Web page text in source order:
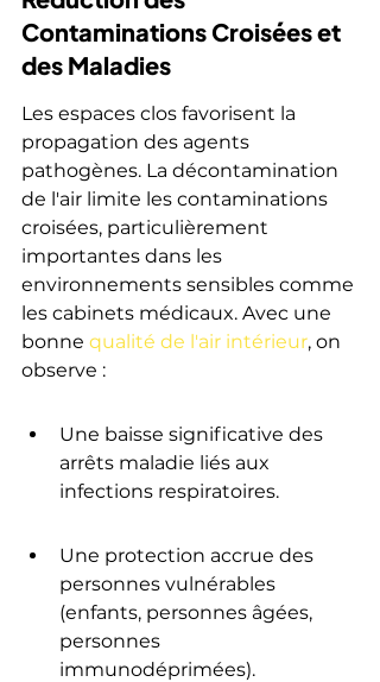
Contaminations Croisées et
des Maladies
Les espaces clos favorisent la
propagation des agents
pathogènes. La décontamination
de l'air limite les contaminations
croisées, particulièrement
importantes dans les
environnements sensibles comme
les cabinets médicaux. Avec une
bonne qualité de l'air intérieur, on
observe :
Une baisse significative des
arrêts maladie liés aux
infections respiratoires.
Une protection accrue des
personnes vulnérables
(enfants, personnes âgées,
personnes
immunodéprimées).